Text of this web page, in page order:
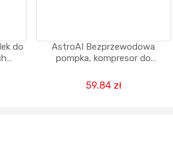
do
AstroAI Bezprzewodowa
pompka, kompresor do
samochodowych i nietylko
59.84 zł